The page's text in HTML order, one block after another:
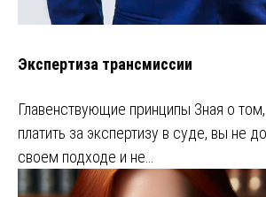
Экспертиза трансмиссии
Главенствующие принципы Зная о
платить за экспертизу в суде, вы не
своем подходе и не…